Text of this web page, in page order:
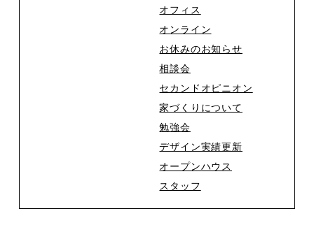
オフィス
オンライン
お休みのお知らせ
相談会
セカンドオピニオン
家づくりについて
勉強会
デザイン実績更新
オープンハウス
スタッフ